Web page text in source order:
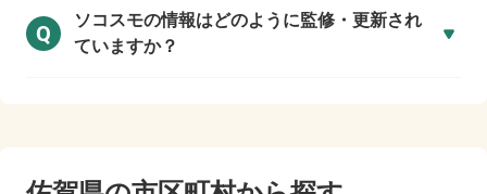
Q
ソコスモの情報はどのように監修・更新され
ていますか？